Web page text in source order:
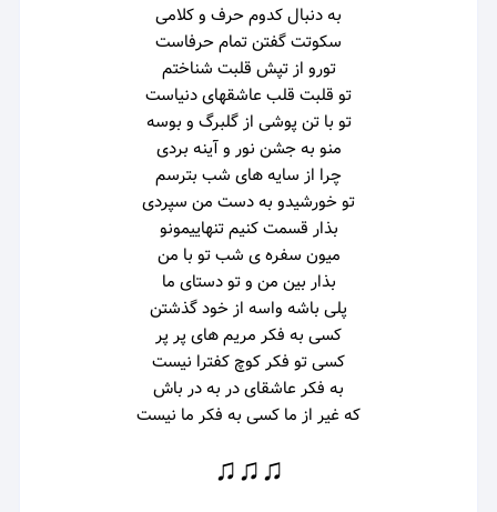
به دنبال کدوم حرف و کلامی
سکوتت گفتن تمام حرفاست
تورو از تپش قلبت شناختم
تو قلبت قلب عاشقهای دنیاست
تو با تن پوشی از گلبرگ و بوسه
منو به جشن نور و آینه بردی
چرا از سایه های شب بترسم
تو خورشیدو به دست من سپردی
بذار قسمت کنیم تنهاییمونو
میون سفره ی شب تو با من
بذار بین من و تو دستای ما
پلی باشه واسه از خود گذشتن
کسی به فکر مریم های پر پر
کسی تو فکر کوچ کفترا نیست
به فکر عاشقای در به در باش
که غیر از ما کسی به فکر ما نیست
♫♫♫